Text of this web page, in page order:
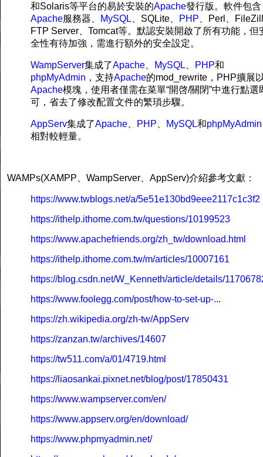
和Solaris等平台的易於安裝的Apache發行版。軟件包含
Apache服務器、 MySQL 、SQLite、 PHP 、Perl、
FTP Server、Tomcat等。默認安裝開啟了所有功能，但
全性有待加強，需進行額外的安全設定。
WampServer集成了Apache MySQL PHP和
phpMyAdmin ，支持Apache的mod_rewrite，PHP擴展
Apache模塊，使用者僅需在菜單“開啓/關閉”中進行點選
可，省去了修改配置文件的繁瑣步驟。
AppServ集成了Apache PHP MySQL和phpMyAdmin
相對較輕量。
WAMPs(XAMPP、WampServer、AppServ)介紹參考文獻：
https://www.twblogs.net/a/5e51e130bd9eee2117c1c3f2
https://ithelp.ithome.com.tw/questions/10199523
https://www.apachefriends.org/zh_tw/download.html
https://ithelp.ithome.com.tw/m/articles/10007161
https://blog.csdn.net/W_Kenneth/article/details/
https://www.foolegg.com/post/how-to-set-up-...
https://zh.wikipedia.org/zh-tw/AppServ
https://zanzan.tw/archives/14607
https://tw511.com/a/01/4719.html
https://liaosankai.pixnet.net/blog/post/17850431
https://www.wampserver.com/en/
https://www.appserv.org/en/download/
https://www.phpmyadmin.net/